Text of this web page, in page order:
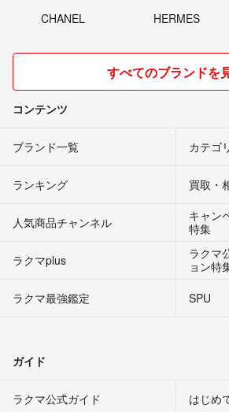
CHANEL HERMES
すべてのブランドを
コンテンツ
ブランド一覧 カテゴ
ランキング 買取・
人気商品チャンネル
キャン
特集
ラクマplus
ラクマ
ョン特
ラクマ最強鑑定
SPU
ガイド
ラクマ公式ガイド はじめ